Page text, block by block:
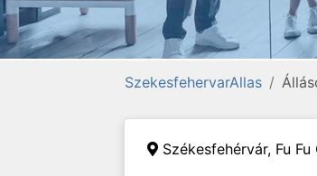
SzekesfehervarAllas
Székesfehérvár, Fu